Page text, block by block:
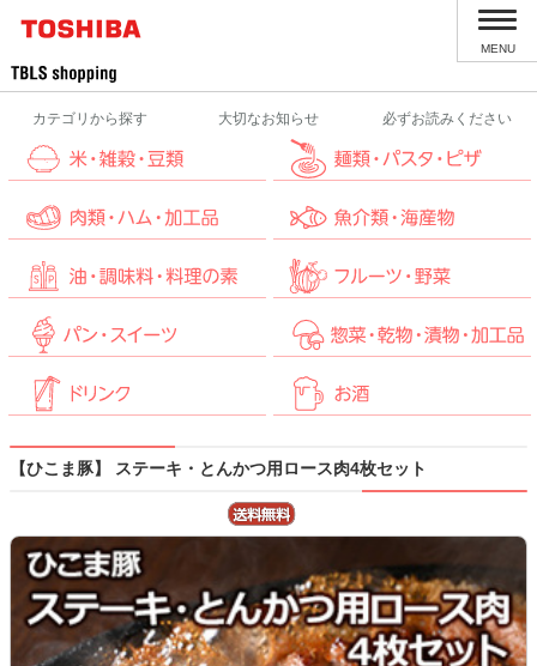
MENU
カテゴリから探す 大切なお知らせ 必ずお読みください
【ひこま豚】 ステーキ・とんかつ用ロース肉4枚セット